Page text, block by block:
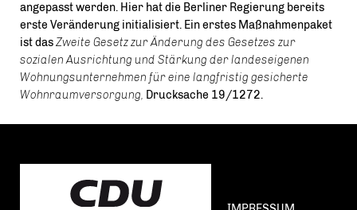
angepasst werden. Hier hat die Berliner Regierung bereits
erste Veränderung initialisiert. Ein erstes Maßnahmenpaket
ist dasZweite Gesetz zur Änderung des Gesetzes zur
sozialen Ausrichtung und Stärkung der landeseigenen
Wohnungsunternehmen für eine langfristig gesicherte
Wohnraumversorgung, Drucksache 19/1272.